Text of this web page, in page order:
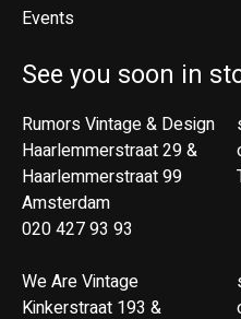
Events
See you soon in
Rumors Vintage & Design
Haarlemmerstraat 29 &
Haarlemmerstraat 99
Amsterdam
020 427 93 93
We Are Vintage
Kinkerstraat 193 &